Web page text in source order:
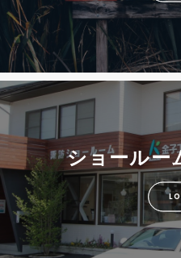
ショールー